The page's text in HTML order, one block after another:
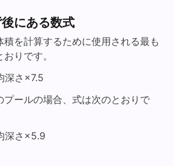
にある数式
を計算するために使用される最も
りです。
深さ×7.5
プールの場合、式は次のとおりで
深さ×5.9